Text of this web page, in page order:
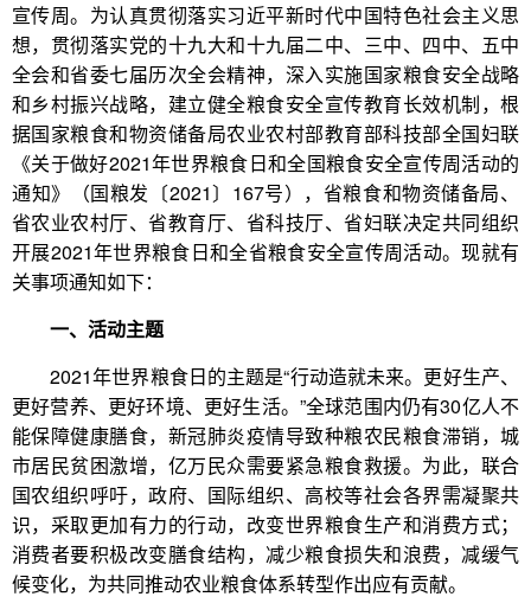
宣传周。为认真贯彻落实习近平新时代中国特色社会主义思
想，贯彻落实党的十九大和十九届二中、三中、四中、五中
全会和省委七届历次全会精神，深入实施国家粮食安全战略
和乡村振兴战略，建立健全粮食安全宣传教育长效机制，根
据国家粮食和物资储备局农业农村部教育部科技部全国妇联
《关于做好2021年世界粮食日和全国粮食安全宣传周活动的
通知》（国粮发〔2021〕167号），省粮食和物资储备局、
省农业农村厅、省教育厅、省科技厅、省妇联决定共同组织
开展2021年世界粮食日和全省粮食安全宣传周活动。现就有
关事项通知如下：
一、活动主题
2021年世界粮食日的主题是“行动造就未来。更好生产、
更好营养、更好环境、更好生活。”全球范围内仍有30亿人不
能保障健康膳食，新冠肺炎疫情导致种粮农民粮食滞销，城
市居民贫困激增，亿万民众需要紧急粮食救援。为此，联合
国农组织呼吁，政府、国际组织、高校等社会各界需凝聚共
识，采取更加有力的行动，改变世界粮食生产和消费方式；
消费者要积极改变膳食结构，减少粮食损失和浪费，减缓气
候变化，为共同推动农业粮食体系转型作出应有贡献。